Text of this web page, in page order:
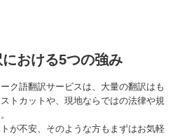
おける5つの強み
ク語翻訳サービスは、大量の翻訳はも
トカットや、現地ならではの法律や規
が不安、そのような方もまずはお気軽